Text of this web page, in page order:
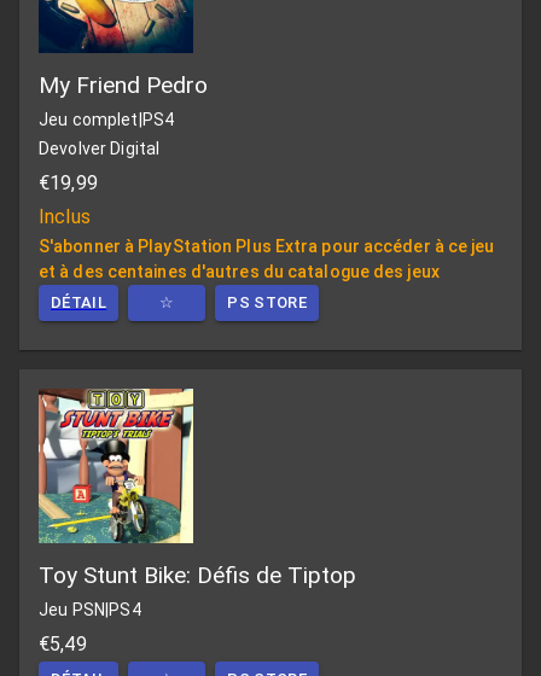
My Friend Pedro
Jeu complet|PS4
Devolver Digital
€19,99
Inclus
S'abonner à PlayStation Plus Extra pour accéder à ce jeu
et à des centaines d'autres du catalogue des jeux
DÉTAIL ☆ PS STORE
Toy Stunt Bike: Défis de Tiptop
Jeu PSN PS4
€5,49